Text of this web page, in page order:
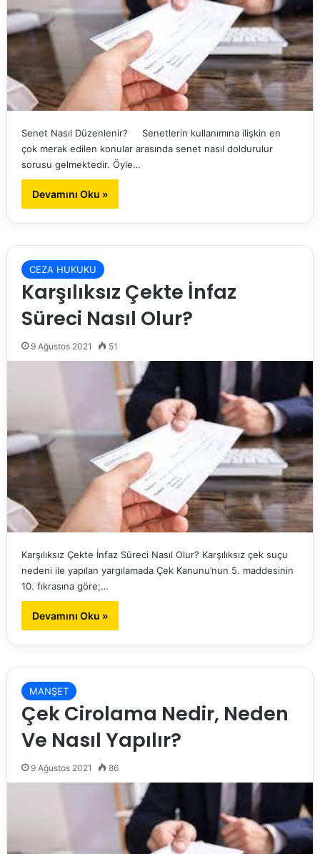
Senet Nasıl Düzenlenir? Senetlerin kullanımına ilişkin en
çok merak edilen konular arasında senet nasıl doldurulur
sorusu gelmektedir. Öyle…
Devamını Oku »
CEZA HUKUKU
Karşılıksız Çekte İnfaz
Süreci Nasıl Olur?
9 Ağustos 2021 51
Karşılıksız Çekte İnfaz Süreci Nasıl Olur? Karşılıksız çek suçu
nedeni ile yapılan yargılamada Çek Kanunu’nun 5. maddesinin
10. fıkrasına göre;…
Devamını Oku »
MANŞET
Çek Cirolama Nedir, Neden
Ve Nasıl Yapılır?
9 Ağustos 2021 86